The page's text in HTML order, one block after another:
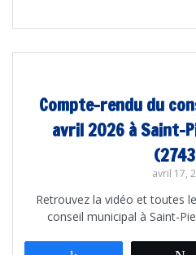
Compte-rendu du
avril 2026 à Saint-
avril 17,
Retrouvez la vidéo et toutes
conseil municipal à Saint-